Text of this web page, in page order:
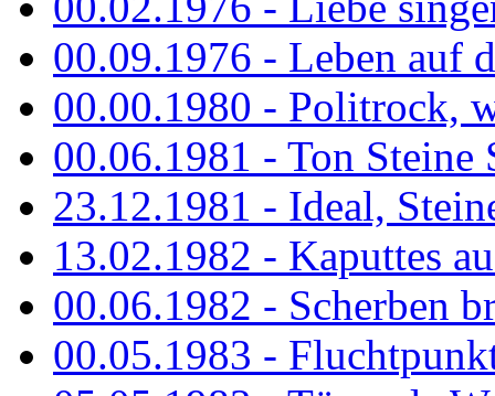
00.09.1976 - Leben auf
00.00.1980 - Politrock,
00.06.1981 - Ton Steine
23.12.1981 - Ideal,
13.02.1982 - Kaputtes
00.06.1982 - Scherben
00.05.1983 -